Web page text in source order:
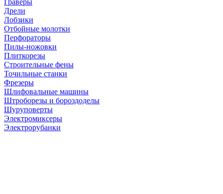
Граверы
Дрели
Лобзики
Отбойные молотки
Перфораторы
Пилы-ножовки
Плиткорезы
Строительные фены
Точильные станки
Фрезеры
Шлифовальные машины
Штроборезы и бороздоделы
Шуруповерты
Электромиксеры
Электрорубанки